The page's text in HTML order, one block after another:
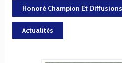
Honoré Champion Et Diffusions
Actualités